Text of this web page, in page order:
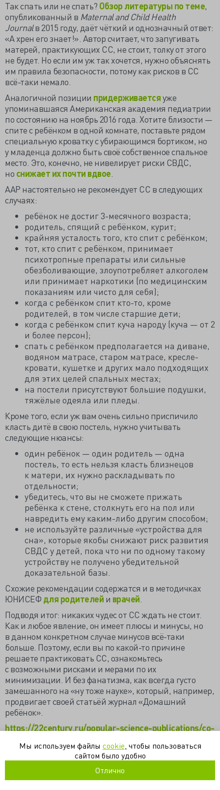
Так спать или не спать? Обзор литературы по теме,
опубликованный в Maternal and Child Health
Journalв 2015 году, даёт чёткий и однозначный ответ:
«А хрен его знает!». Автор считает, что запугивать
матерей, практикующих СС, не стоит, толку от этого
не будет. Но если им уж так хочется, нужно объяснять
им правила безопасности, потому как рисков в СС
всё-таки немало.
Аналогичной позиции придерживаетсяуже
упоминавшаяся Американская академия педиатрии
по состоянию на ноябрь 2016 года. Хотите близости —
спите с ребёнком в одной комнате, поставьте рядом
специальную кроватку с убирающимся бортиком, но
у младенца должно быть своё собственное спальное
место. Это, конечно, не нивелирует риски СВДС,
но снижает их почти вдвое
AAP настоятельно не рекомендует СС в следующих
случаях:
ребёнок не достиг 3-месячного возраста;
родитель, спящий с ребёнком, курит;
крайняя усталость того, кто спит с ребёнком;
тот, кто спит с ребёнком, принимает
психотропные препараты или сильные
обезболивающие, злоупотребляет алкоголем
или принимает наркотики (по медицинским
показаниям или чисто для себя);
когда с ребёнком спит кто-то, кроме
родителей, в том числе старшие дети;
когда с ребёнком спит куча народу (куча — от 2
и более персон);
спать с ребёнком предполагается на диване,
водяном матрасе, старом матрасе, кресле-
кровати, кушетке и других мало подходящих
для этих целей спальных местах;
на постели присутствуют большие подушки,
тяжёлые одеяла или пледы.
Кроме того, если уж вам очень сильно приспичило
класть дитё в свою постель, нужно учитывать
следующие нюансы:
один ребёнок — один родитель — одна
постель, то есть нельзя класть близнецов
к матери, их нужно раскладывать по
отдельности;
убедитесь, что вы не сможете прижать
ребёнка к стене, столкнуть его на пол или
навредить ему каким-либо другим способом;
не используйте различные «устройства для
сна», которые якобы снижают риск развития
СВДС у детей, пока что ни по одному такому
устройству не получено убедительной
доказательной базы.
Схожие рекомендации содержатся и в методичках
ЮНИСЕФ для родителей и врачей
Подводя итог: никаких чудес от СС ждать не стоит.
Как и любое явление, он имеет плюсы и минусы, но
в данном конкретном случае минусов всё-таки
больше. Поэтому, если вы по какой-то причине
решаете практиковать СС, ознакомьтесь
с возможными рисками и мерами по их
минимизации. И без фанатизма, как всегда густо
замешанного на «ну тоже науке», который, например,
продвигает своей статьёй журнал «Домашний
ребёнок».
https://22century.ru/popular-science-publications/co-
Мы используем файлы cookie , чтобы пользоваться
сайтом было удобно
Отлично